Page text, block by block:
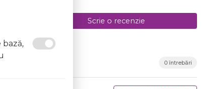
Scrie o recenzie
0 întrebări